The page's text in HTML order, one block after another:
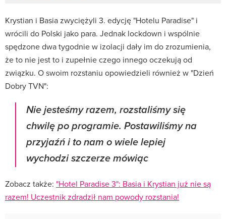
Krystian i Basia zwyciężyli 3. edycję "Hotelu Paradise" i
wrócili do Polski jako para. Jednak lockdown i wspólnie
spędzone dwa tygodnie w izolacji dały im do zrozumienia,
że to nie jest to i zupełnie czego innego oczekują od
związku. O swoim rozstaniu opowiedzieli również w "Dzień
Dobry TVN":
Nie jesteśmy razem, rozstaliśmy się
chwilę po programie. Postawiliśmy na
przyjaźń i to nam o wiele lepiej
wychodzi szczerze mówiąc
Zobacz także: "Hotel Paradise 3": Basia i Krystian już nie są
razem! Uczestnik zdradził nam powody rozstania!